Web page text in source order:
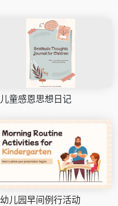
儿童感恩思想日记
幼儿园早间例行活动